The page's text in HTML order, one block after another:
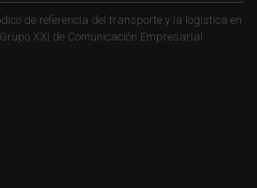
de referencia del transporte y la logística en
XXI de Comunicación Empresarial.